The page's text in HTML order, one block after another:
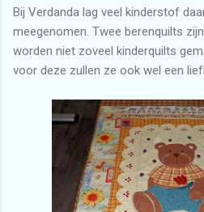
Bij Verdanda lag veel kinderstof
meegenomen. Twee berenquilts
worden niet zoveel kinderquilts
voor deze zullen ze ook wel een